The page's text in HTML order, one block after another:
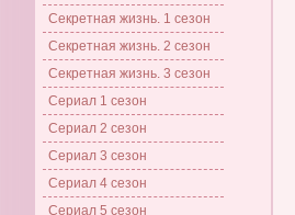
Секретная жизнь. 1 сезон
Секретная жизнь. 2 сезон
Секретная жизнь. 3 сезон
Сериал 1 сезон
Сериал 2 сезон
Сериал 3 сезон
Сериал 4 сезон
Сериал 5 сезон